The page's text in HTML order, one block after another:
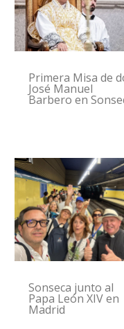
Primera Misa de
José Manuel
Barbero en
Sonseca junto al
Papa León XIV en
Madrid